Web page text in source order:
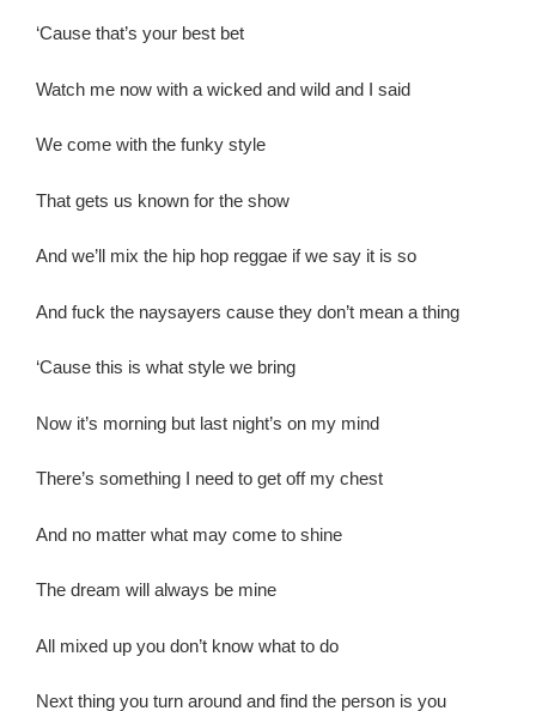
‘Cause that’s your best bet
Watch me now with a wicked and wild and I said
We come with the funky style
That gets us known for the show
And we’ll mix the hip hop reggae if we say it is so
And fuck the naysayers cause they don’t mean a thing
‘Cause this is what style we bring
Now it’s morning but last night’s on my mind
There’s something I need to get off my chest
And no matter what may come to shine
The dream will always be mine
All mixed up you don’t know what to do
Next thing you turn around and find the person is you